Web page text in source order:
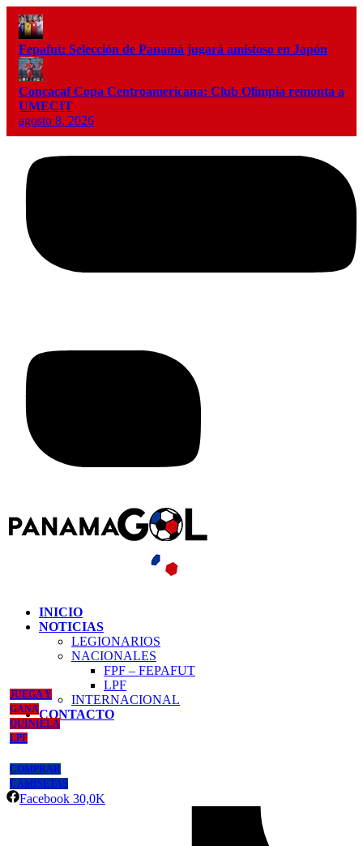
Fepafut: Selección de Panamá jugará amistoso en Japón
Concacaf Copa Centroamericana: Club Olimpia remonta a
UMECIT
agosto 8, 2026
INICIO
NOTICIAS
LEGIONARIOS
NACIONALES
FPF – FEPAFUT
LPF
INTERNACIONAL
CONTACTO
JUEGA Y
GANA
QUINIELA
LPF
COMPRAR
CAMISETAS
Facebook 30,0K